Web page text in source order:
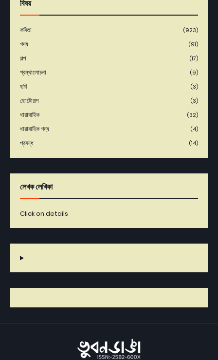
বিষয়
কবিতা (923)
গদ্য (91)
গল্প (17)
গ্রন্থালোচনা (9)
ছবি (3)
ছোটোগল্প (3)
ধারাবাহিক (32)
ধারাবাহিক গদ্য (4)
প্রবন্ধ (14)
লেখক লেখিকা
Click on details